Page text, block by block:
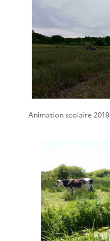
Animation scolaire 2019